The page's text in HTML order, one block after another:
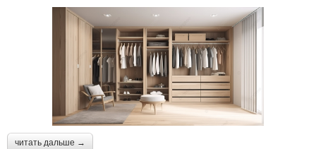
читать дальше →